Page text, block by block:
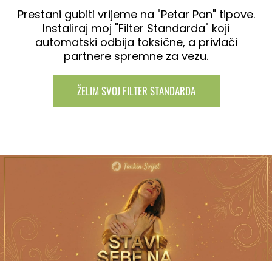
Prestani gubiti vrijeme na "Petar Pan" tipove.
Instaliraj moj "Filter Standarda" koji
automatski odbija toksične, a privlači
partnere spremne za vezu.
ŽELIM SVOJ FILTER STANDARDA